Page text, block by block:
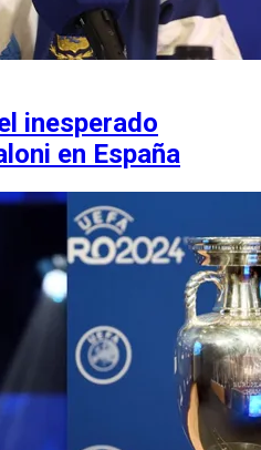
inesperado
en España